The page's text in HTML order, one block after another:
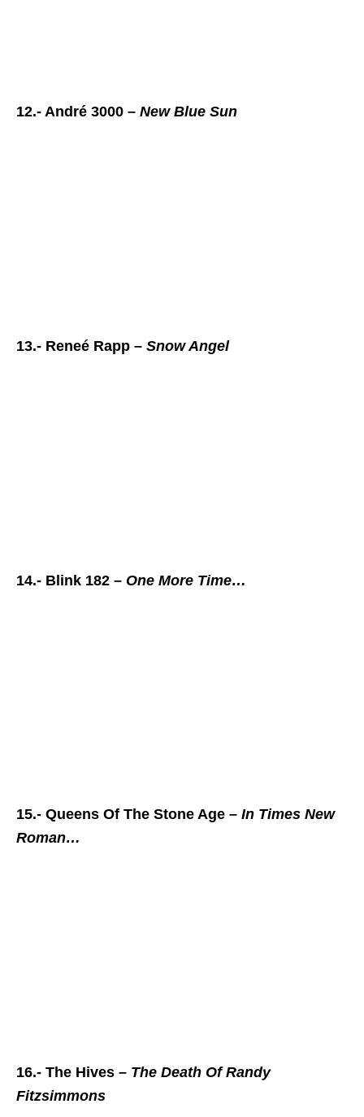
12.- André 3000 – New Blue Sun
13.- Reneé Rapp – Snow Angel
14.- Blink 182 – One More Time…
15.- Queens Of The Stone Age – In Times New
Roman…
16.- The Hives – The Death Of Randy
Fitzsimmons